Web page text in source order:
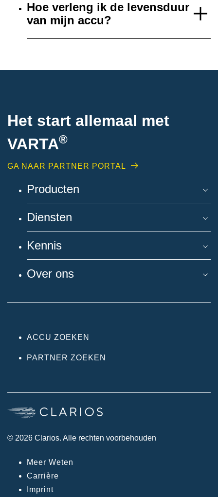
Hoe verleng ik de levensduur
van mijn accu?
Het start allemaal met
VARTA®
GA NAAR PARTNER PORTAL
Producten
Diensten
Kennis
Over ons
ACCU ZOEKEN
PARTNER ZOEKEN
© 2026 Clarios. Alle rechten voorbehouden
Meer Weten
Carrière
Imprint